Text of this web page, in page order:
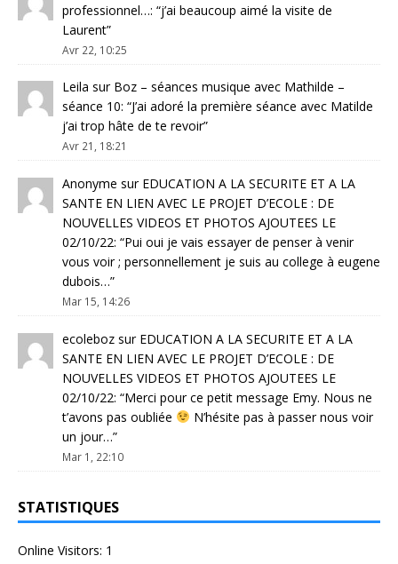
professionnel…: “j’ai beaucoup aimé la visite de
Laurent”
Avr 22, 10:25
Leila sur Boz – séances musique avec Mathilde –
séance 10: “J’ai adoré la première séance avec Matilde
j’ai trop hâte de te revoir”
Avr 21, 18:21
Anonyme sur EDUCATION A LA SECURITE ET A LA
SANTE EN LIEN AVEC LE PROJET D’ECOLE : DE
NOUVELLES VIDEOS ET PHOTOS AJOUTEES LE
02/10/22: “Pui oui je vais essayer de penser à venir
vous voir ; personnellement je suis au college à eugene
dubois…”
Mar 15, 14:26
ecoleboz sur EDUCATION A LA SECURITE ET A LA
SANTE EN LIEN AVEC LE PROJET D’ECOLE : DE
NOUVELLES VIDEOS ET PHOTOS AJOUTEES LE
02/10/22: “Merci pour ce petit message Emy. Nous ne
t’avons pas oubliée
N’hésite pas à passer nous voir
un jour…”
Mar 1, 22:10
STATISTIQUES
Online Visitors: 1